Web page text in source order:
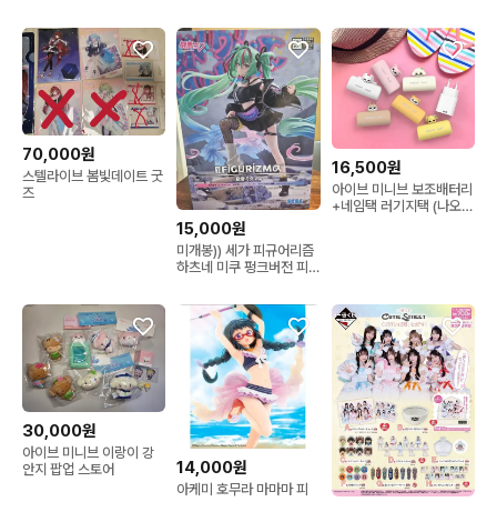
70,000원
스텔라이브 봄빛데이트 굿
즈
15,000원
미개봉)) 세가 피규어리즘
하츠네 미쿠 펑크버전 피
16,500원
아이브 미니브 보조배터리
+네임택 러기지택 (나오리
30,000원
아이브 미니브 이랑이 강
안지 팝업 스토어
14,000원
아케미 호무라 마마마 피